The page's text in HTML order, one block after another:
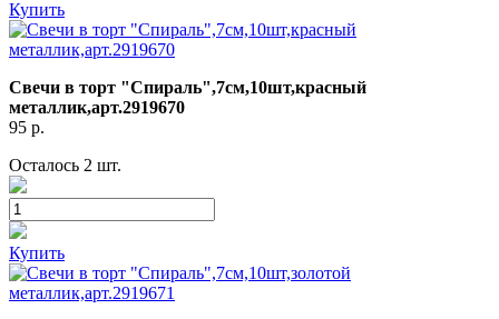
Купить
Свечи в торт "Спираль",7см,10шт,красный
металлик,арт.2919670
95 р.
Осталось 2 шт.
Купить